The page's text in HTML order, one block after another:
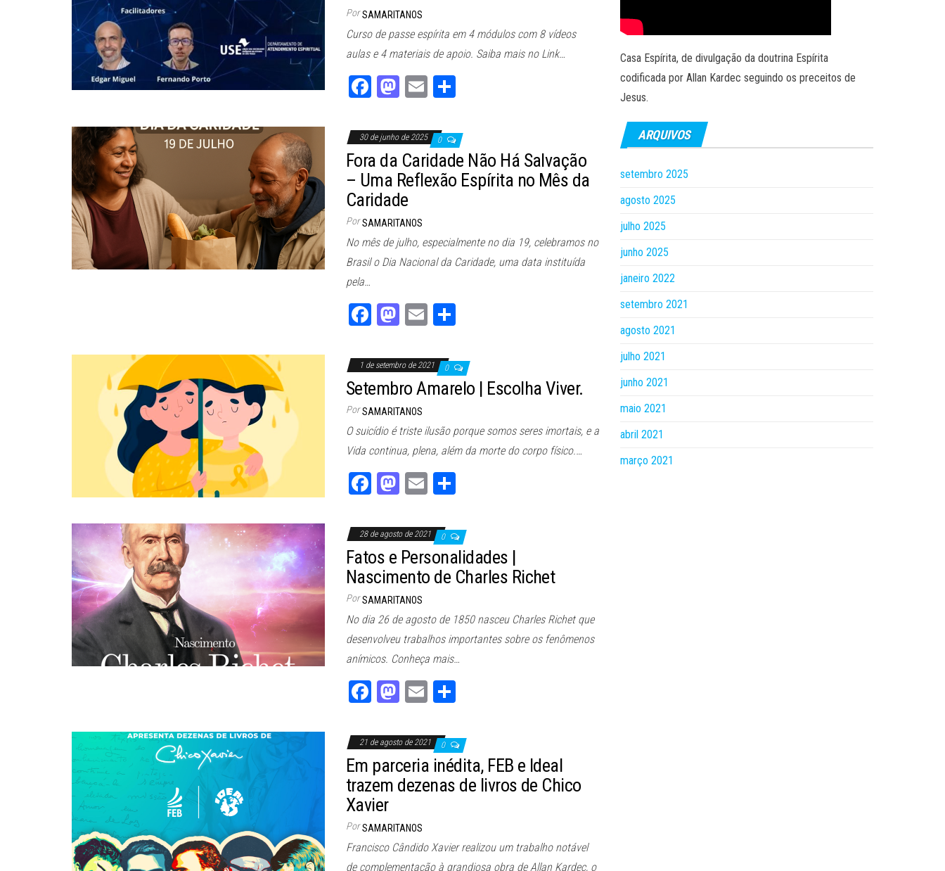
Por SAMARITANOS
Curso de passe espírita em 4 módulos com 8 vídeos
aulas e 4 materiais de apoio. Saiba mais no Link…
Fa
bo
ok
M
to
do
n
E
ail e
30 de junho de 2025 0
Fora da Caridade Não Há Salvação
– Uma Reflexão Espírita no Mês da
Caridade
Por SAMARITANOS
No mês de julho, especialmente no dia 19, celebramos no
Brasil o Dia Nacional da Caridade, uma data instituída
pela…
Fa
bo
ok
M
to
do
n
E
ail e
1 de setembro de 2021 0
Setembro Amarelo | Escolha Viver.
Por SAMARITANOS
O suicídio é triste ilusão porque somos seres imortais, e a
Vida continua, plena, além da morte do corpo físico.…
Fa
bo
ok
M
to
do
n
E
ail e
28 de agosto de 2021 0
Fatos e Personalidades |
Nascimento de Charles Richet
Por SAMARITANOS
No dia 26 de agosto de 1850 nasceu Charles Richet que
desenvolveu trabalhos importantes sobre os fenômenos
anímicos. Conheça mais…
Fa
bo
ok
M
to
do
n
E
ail e
21 de agosto de 2021 0
Em parceria inédita, FEB e Ideal
trazem dezenas de livros de Chico
Xavier
Por SAMARITANOS
Francisco Cândido Xavier realizou um trabalho notável
de complementação à grandiosa obra de Allan Kardec, o
Casa Espírita, de divulgação da doutrina Espírita
codificada por Allan Kardec seguindo os preceitos de
Jesus.
ARQUIVOS
setembro 2025
agosto 2025
julho 2025
junho 2025
janeiro 2022
setembro 2021
agosto 2021
julho 2021
junho 2021
maio 2021
abril 2021
março 2021